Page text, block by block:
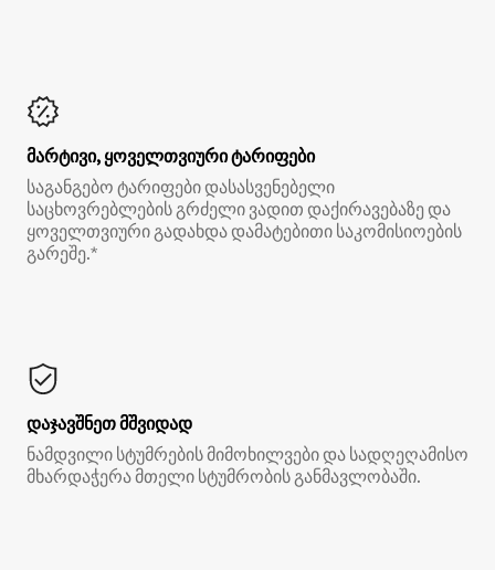
მარტივი, ყოველთვიური ტარიფები
საგანგებო ტარიფები დასასვენებელი
საცხოვრებლების გრძელი ვადით დაქირავებაზე და
ყოველთვიური გადახდა დამატებითი საკომისიოების
გარეშე.*
დაჯავშნეთ მშვიდად
ნამდვილი სტუმრების მიმოხილვები და სადღეღამისო
მხარდაჭერა მთელი სტუმრობის განმავლობაში.